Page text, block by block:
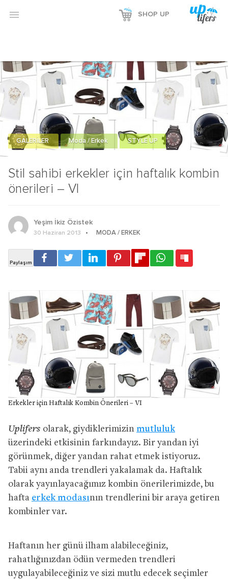
 SHOP UP
Stil sahibi erkekler için haftalık kombin
önerileri – VI
GALERİLER Moda / Erkek STYLE UP
Yeşim İkiz Özistek
30 Haziran 2013 MODA / ERKEK
Erkekler için Haftalık Kombin Önerileri – VI
Uplifers olarak, giydiklerimizin mutluluk
üzerindeki etkisinin farkındayız. Bir yandan iyi
görünmek, diğer yandan rahat etmek istiyoruz.
Tabii aynı anda trendleri yakalamak da. Haftalık
olarak yayınlayacağımız kombin önerilerimizde, bu
hafta erkek modasının trendlerini bir araya getiren
kombinler var.
Haftanın her günü ilham alabileceğiniz,
rahatlığınızdan ödün vermeden trendleri
uygulayabileceğiniz ve sizi mutlu edecek seçimler